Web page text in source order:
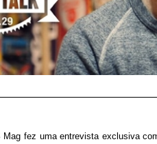
Mag fez uma entrevista exclusiva